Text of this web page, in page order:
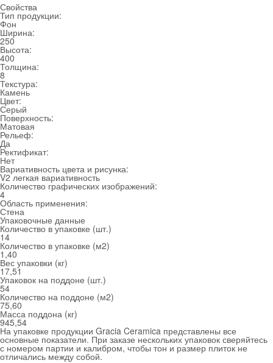
Свойства
Тип продукции:
Фон
Ширина:
250
Высота:
400
Толщина:
8
Текстура:
Камень
Цвет:
Серый
Поверхность:
Матовая
Рельеф:
Да
Ректификат:
Нет
Вариативность цвета и рисунка:
V2 легкая вариативность
Количество графических изображений:
4
Область применения:
Стена
Упаковочные данные
Количество в упаковке (шт.)
14
Количество в упаковке (м2)
1,40
Вес упаковки (кг)
17,51
Упаковок на поддоне (шт.)
54
Количество на поддоне (м2)
75,60
Масса поддона (кг)
945,54
На упаковке продукции Gracia Ceramica представлены все
основные показатели. При заказе нескольких упаковок сверяйтесь
с номером партии и калибром, чтобы тон и размер плиток не
отличались между собой.